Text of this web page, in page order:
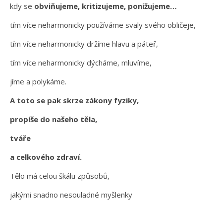
kdy se obviňujeme, kritizujeme, ponižujeme…
tím více neharmonicky používáme svaly svého obličeje,
tím více neharmonicky držíme hlavu a páteř,
tím více neharmonicky dýcháme, mluvíme,
jíme a polykáme.
A toto se pak skrze zákony fyziky,
propíše do našeho těla,
tváře
a celkového zdraví.
Tělo má celou škálu způsobů,
jakými snadno nesouladné myšlenky